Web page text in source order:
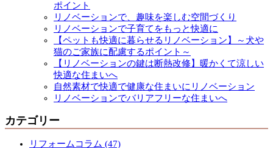
ポイント
リノベーションで、趣味を楽しむ空間づくり
リノベーションで子育てをもっと快適に
【ペットも快適に暮らせるリノベーション】～犬や
猫のご家族に配慮するポイント～
【リノベーションの鍵は断熱改修】暖かくて涼しい
快適な住まいへ
自然素材で快適で健康な住まいにリノベーション
リノベーションでバリアフリーな住まいへ
カテゴリー
リフォームコラム (47)